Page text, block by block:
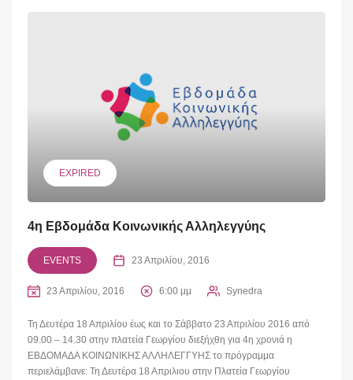
EXPIRED
4η Εβδομάδα Κοινωνικής Αλληλεγγύης
EVENTS 23 Απριλίου, 2016
23 Απριλίου, 2016 6:00 μμ Synedra
Τη Δευτέρα 18 Απριλίου έως και το Σάββατο 23 Απριλίου 2016 από
09.00 – 14.30 στην πλατεία Γεωργίου διεξήχθη για 4η χρονιά η
ΕΒΔΟΜΑΔΑ ΚΟΙΝΩΝΙΚΗΣ ΑΛΛΗΛΕΓΓΥΗΣ το πρόγραμμα
περιελάμβανε: Τη Δευτέρα 18 Απριλιου στην Πλατεία Γεωργίου